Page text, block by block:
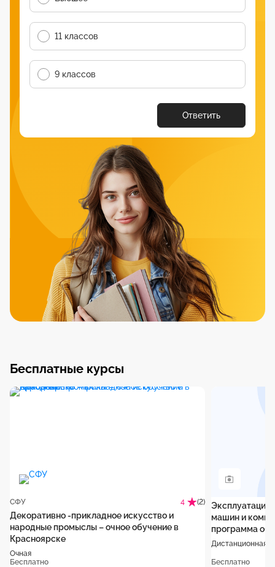
11 классов
9 классов
Ответить
Бесплатные курсы
СФУ 4 (2)
Декоративно -прикладное искусство и
народные промыслы – очное обучение в
Красноярске
Очная
Бесплатно
Эксплуатация
машин и
программа
Дистанционная
Бесплатно